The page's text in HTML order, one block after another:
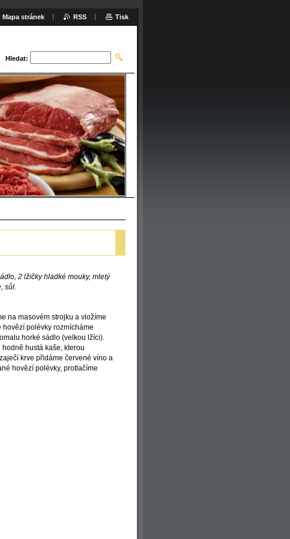
Hledat:
2 lžičky hladké mouky, mletý
sůl.
na masovém strojku a vložíme
hovězí polévky rozmícháme
horké sádlo (velkou lžíci).
hustá kaše, kterou
krve přidáme červené víno a
hovězí polévky, protlačíme
Mapa stránek RSS Tisk